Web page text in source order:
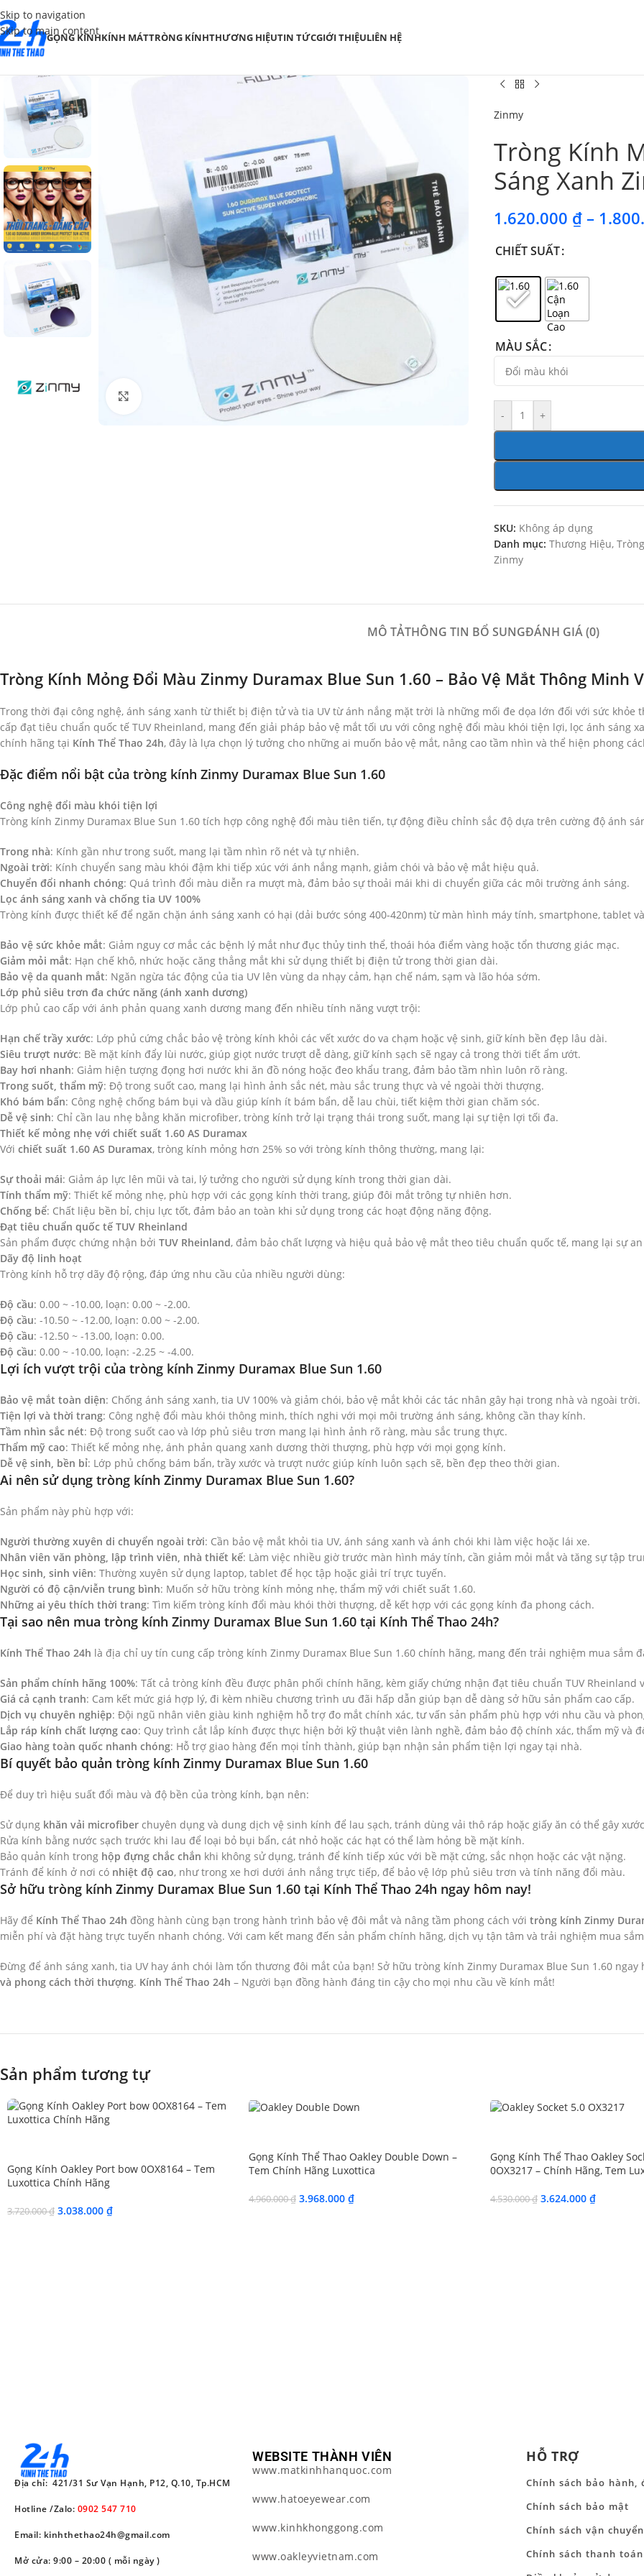
Skip to navigation
Skip to main content
GỌNG KÍNHKÍNH MÁTTRÒNG KÍNHTHƯƠNG HIỆUTIN TỨCGIỚI THIỆULIÊN HỆ
Zinmy
Tròng Kính
Sáng Xanh
1.620.000 ₫ –
CHIẾT SUẤT
MÀU SẮC
- +
SKU: Không áp dụng
Danh mục: Thương Hiệu,
Zinmy
MÔ TẢTHÔNG TIN BỔ SUNGĐÁNH GIÁ (0)
Tròng Kính Mỏng Đổi Màu Zinmy Duramax Blue Sun 1.60 – Bảo Vệ Mắt Thông Minh
Trong thời đại công nghệ, ánh sáng xanh từ thiết bị điện tử và tia UV từ ánh nắng mặt trời là những mối đe dọa lớn đối với sức khỏe
cấp đạt tiêu chuẩn quốc tế TUV Rheinland, mang đến giải pháp bảo vệ mắt tối ưu với công nghệ đổi màu khói tiện lợi, lọc ánh sáng
chính hãng tại Kính Thể Thao 24h, đây là lựa chọn lý tưởng cho những ai muốn bảo vệ mắt, nâng cao tầm nhìn và thể hiện phong
Đặc điểm nổi bật của tròng kính Zinmy Duramax Blue Sun 1.60
Công nghệ đổi màu khói tiện lợi
Tròng kính Zinmy Duramax Blue Sun 1.60 tích hợp công nghệ đổi màu tiên tiến, tự động điều chỉnh sắc độ dựa trên cường độ ánh
Trong nhà: Kính gần như trong suốt, mang lại tầm nhìn rõ nét và tự nhiên.
Ngoài trời: Kính chuyển sang màu khói đậm khi tiếp xúc với ánh nắng mạnh, giảm chói và bảo vệ mắt hiệu quả.
Chuyển đổi nhanh chóng: Quá trình đổi màu diễn ra mượt mà, đảm bảo sự thoải mái khi di chuyển giữa các môi trường ánh sáng.
Lọc ánh sáng xanh và chống tia UV 100%
Tròng kính được thiết kế để ngăn chặn ánh sáng xanh có hại (dải bước sóng 400-420nm) từ màn hình máy tính, smartphone, tablet
Bảo vệ sức khỏe mắt: Giảm nguy cơ mắc các bệnh lý mắt như đục thủy tinh thể, thoái hóa điểm vàng hoặc tổn thương giác mạc.
Giảm mỏi mắt: Hạn chế khô, nhức hoặc căng thẳng mắt khi sử dụng thiết bị điện tử trong thời gian dài.
Bảo vệ da quanh mắt: Ngăn ngừa tác động của tia UV lên vùng da nhạy cảm, hạn chế nám, sạm và lão hóa sớm.
Lớp phủ siêu trơn đa chức năng (ánh xanh dương)
Lớp phủ cao cấp với ánh phản quang xanh dương mang đến nhiều tính năng vượt trội:
Hạn chế trầy xước: Lớp phủ cứng chắc bảo vệ tròng kính khỏi các vết xước do va chạm hoặc vệ sinh, giữ kính bền đẹp lâu dài.
Siêu trượt nước: Bề mặt kính đẩy lùi nước, giúp giọt nước trượt dễ dàng, giữ kính sạch sẽ ngay cả trong thời tiết ẩm ướt.
Bay hơi nhanh: Giảm hiện tượng đọng hơi nước khi ăn đồ nóng hoặc đeo khẩu trang, đảm bảo tầm nhìn luôn rõ ràng.
Trong suốt, thẩm mỹ: Độ trong suốt cao, mang lại hình ảnh sắc nét, màu sắc trung thực và vẻ ngoài thời thượng.
Khó bám bẩn: Công nghệ chống bám bụi và dầu giúp kính ít bám bẩn, dễ lau chùi, tiết kiệm thời gian chăm sóc.
Dễ vệ sinh: Chỉ cần lau nhẹ bằng khăn microfiber, tròng kính trở lại trạng thái trong suốt, mang lại sự tiện lợi tối đa.
Thiết kế mỏng nhẹ với chiết suất 1.60 AS Duramax
Với chiết suất 1.60 AS Duramax, tròng kính mỏng hơn 25% so với tròng kính thông thường, mang lại:
Sự thoải mái: Giảm áp lực lên mũi và tai, lý tưởng cho người sử dụng kính trong thời gian dài.
Tính thẩm mỹ: Thiết kế mỏng nhẹ, phù hợp với các gọng kính thời trang, giúp đôi mắt trông tự nhiên hơn.
Chống bể: Chất liệu bền bỉ, chịu lực tốt, đảm bảo an toàn khi sử dụng trong các hoạt động năng động.
Đạt tiêu chuẩn quốc tế TUV Rheinland
Sản phẩm được chứng nhận bởi TUV Rheinland, đảm bảo chất lượng và hiệu quả bảo vệ mắt theo tiêu chuẩn quốc tế, mang lại sự
Dãy độ linh hoạt
Tròng kính hỗ trợ dãy độ rộng, đáp ứng nhu cầu của nhiều người dùng:
Độ cầu: 0.00 ~ -10.00, loạn: 0.00 ~ -2.00.
Độ cầu: -10.50 ~ -12.00, loạn: 0.00 ~ -2.00.
Độ cầu: -12.50 ~ -13.00, loạn: 0.00.
Độ cầu: 0.00 ~ -10.00, loạn: -2.25 ~ -4.00.
Lợi ích vượt trội của tròng kính Zinmy Duramax Blue Sun 1.60
Bảo vệ mắt toàn diện: Chống ánh sáng xanh, tia UV 100% và giảm chói, bảo vệ mắt khỏi các tác nhân gây hại trong nhà và ngoài trời.
Tiện lợi và thời trang: Công nghệ đổi màu khói thông minh, thích nghi với mọi môi trường ánh sáng, không cần thay kính.
Tầm nhìn sắc nét: Độ trong suốt cao và lớp phủ siêu trơn mang lại hình ảnh rõ ràng, màu sắc trung thực.
Thẩm mỹ cao: Thiết kế mỏng nhẹ, ánh phản quang xanh dương thời thượng, phù hợp với mọi gọng kính.
Dễ vệ sinh, bền bỉ: Lớp phủ chống bám bẩn, trầy xước và trượt nước giúp kính luôn sạch sẽ, bền đẹp theo thời gian.
Ai nên sử dụng tròng kính Zinmy Duramax Blue Sun 1.60?
Sản phẩm này phù hợp với:
Người thường xuyên di chuyển ngoài trời: Cần bảo vệ mắt khỏi tia UV, ánh sáng xanh và ánh chói khi làm việc hoặc lái xe.
Nhân viên văn phòng, lập trình viên, nhà thiết kế: Làm việc nhiều giờ trước màn hình máy tính, cần giảm mỏi mắt và tăng sự tập
Học sinh, sinh viên: Thường xuyên sử dụng laptop, tablet để học tập hoặc giải trí trực tuyến.
Người có độ cận/viễn trung bình: Muốn sở hữu tròng kính mỏng nhẹ, thẩm mỹ với chiết suất 1.60.
Những ai yêu thích thời trang: Tìm kiếm tròng kính đổi màu khói thời thượng, dễ kết hợp với các gọng kính đa phong cách.
Tại sao nên mua tròng kính Zinmy Duramax Blue Sun 1.60 tại Kính Thể Thao 24h?
Kính Thể Thao 24h là địa chỉ uy tín cung cấp tròng kính Zinmy Duramax Blue Sun 1.60 chính hãng, mang đến trải nghiệm mua sắm
Sản phẩm chính hãng 100%: Tất cả tròng kính đều được phân phối chính hãng, kèm giấy chứng nhận đạt tiêu chuẩn TUV Rheinland
Giá cả cạnh tranh: Cam kết mức giá hợp lý, đi kèm nhiều chương trình ưu đãi hấp dẫn giúp bạn dễ dàng sở hữu sản phẩm cao cấp.
Dịch vụ chuyên nghiệp: Đội ngũ nhân viên giàu kinh nghiệm hỗ trợ đo mắt chính xác, tư vấn sản phẩm phù hợp với nhu cầu và
Lắp ráp kính chất lượng cao: Quy trình cắt lắp kính được thực hiện bởi kỹ thuật viên lành nghề, đảm bảo độ chính xác, thẩm mỹ và
Giao hàng toàn quốc nhanh chóng: Hỗ trợ giao hàng đến mọi tỉnh thành, giúp bạn nhận sản phẩm tiện lợi ngay tại nhà.
Bí quyết bảo quản tròng kính Zinmy Duramax Blue Sun 1.60
Để duy trì hiệu suất đổi màu và độ bền của tròng kính, bạn nên:
Sử dụng khăn vải microfiber chuyên dụng và dung dịch vệ sinh kính để lau sạch, tránh dùng vải thô ráp hoặc giấy ăn có thể gây
Rửa kính bằng nước sạch trước khi lau để loại bỏ bụi bẩn, cát nhỏ hoặc các hạt có thể làm hỏng bề mặt kính.
Bảo quản kính trong hộp đựng chắc chắn khi không sử dụng, tránh để kính tiếp xúc với bề mặt cứng, sắc nhọn hoặc các vật nặng.
Tránh để kính ở nơi có nhiệt độ cao, như trong xe hơi dưới ánh nắng trực tiếp, để bảo vệ lớp phủ siêu trơn và tính năng đổi màu.
Sở hữu tròng kính Zinmy Duramax Blue Sun 1.60 tại Kính Thể Thao 24h ngay hôm nay!
Hãy để Kính Thể Thao 24h đồng hành cùng bạn trong hành trình bảo vệ đôi mắt và nâng tầm phong cách với tròng kính Zinmy
miễn phí và đặt hàng trực tuyến nhanh chóng. Với cam kết mang đến sản phẩm chính hãng, dịch vụ tận tâm và trải nghiệm mua
Đừng để ánh sáng xanh, tia UV hay ánh chói làm tổn thương đôi mắt của bạn! Sở hữu tròng kính Zinmy Duramax Blue Sun 1.60
và phong cách thời thượng. Kính Thể Thao 24h – Người bạn đồng hành đáng tin cậy cho mọi nhu cầu về kính mắt!
Sản phẩm tương tự
Gọng Kính Oakley Port bow 0OX8164 – Tem
Luxottica Chính Hãng
3.720.000₫ 3.038.000 ₫
Gọng Kính Thể Thao Oakley Double Down –
Tem Chính Hãng Luxottica
4.960.000₫ 3.968.000 ₫
Gọng Kính Thể Thao Oakley
0OX3217 – Chính Hãng, Tem
4.530.000₫ 3.624.000 ₫
Địa chỉ: 421/31 Sư Vạn Hạnh, P12, Q.10, Tp.HCM
Hotline /Zalo: 0902 547 710
Email: kinhthethao24h@gmail.com
Mở cửa: 9:00 – 20:00 ( mỗi ngày )
WEBSITE THÀNH VIÊN
www.matkinhhanquoc.com
www.hatoeyewear.com
www.kinhkhonggong.com
www.oakleyvietnam.com
HỖ TRỢ
Chính sách bảo hành,
Chính sách bảo mật
Chính sách vận chuyển
Chính sách thanh toán